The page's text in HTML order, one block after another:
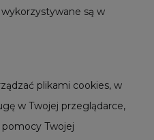
są w
plikami cookies, w
w Twojej przeglądarce,
Twojej